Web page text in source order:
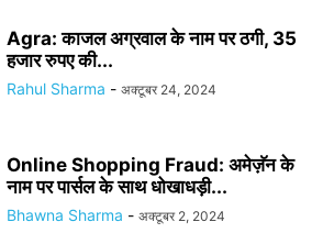
Agra: काजल अग्रवाल के नाम पर ठगी, 35
हजार रुपए की...
Rahul Sharma - अक्टूबर 24, 2024
Online Shopping Fraud: अमेज़ॅन के
नाम पर पार्सल के साथ धोखाधड़ी...
Bhawna Sharma - अक्टूबर 2, 2024